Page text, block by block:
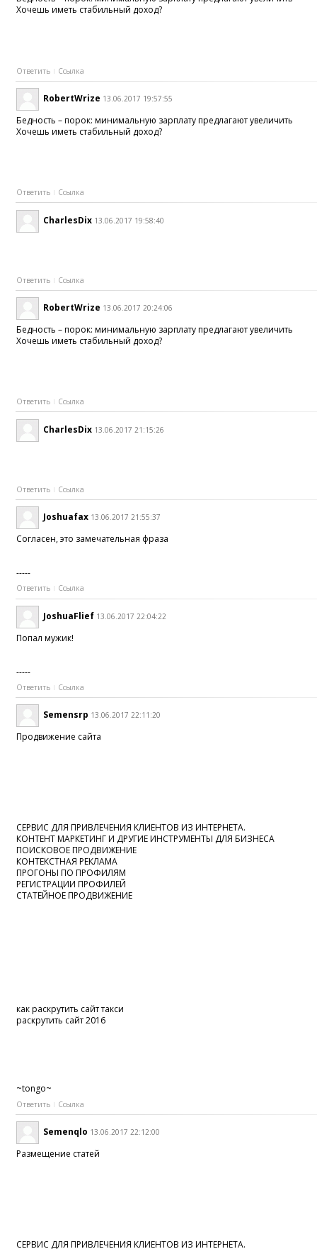
Хочешь иметь стабильный доход?
Ответить Ссылка
RobertWrize 13.06.2017 19:57:55
Бедность – порок: минимальную зарплату предлагают увеличить
Хочешь иметь стабильный доход?
Ответить Ссылка
CharlesDix 13.06.2017 19:58:40
Ответить Ссылка
RobertWrize 13.06.2017 20:24:06
Бедность – порок: минимальную зарплату предлагают увеличить
Хочешь иметь стабильный доход?
Ответить Ссылка
CharlesDix 13.06.2017 21:15:26
Ответить Ссылка
Joshuafax 13.06.2017 21:55:37
Согласен, это замечательная фраза
-----
Ответить Ссылка
JoshuaFlief 13.06.2017 22:04:22
Попал мужик!
-----
Ответить Ссылка
Semensrp 13.06.2017 22:11:20
Продвижение сайта
СЕРВИС ДЛЯ ПРИВЛЕЧЕНИЯ КЛИЕНТОВ ИЗ ИНТЕРНЕТА.
КОНТЕНТ МАРКЕТИНГ И ДРУГИЕ ИНСТРУМЕНТЫ ДЛЯ БИЗНЕСА
ПОИСКОВОЕ ПРОДВИЖЕНИЕ
КОНТЕКСТНАЯ РЕКЛАМА
ПРОГОНЫ ПО ПРОФИЛЯМ
РЕГИСТРАЦИИ ПРОФИЛЕЙ
СТАТЕЙНОЕ ПРОДВИЖЕНИЕ
как раскрутить сайт такси
раскрутить сайт 2016
~tongo~
Ответить Ссылка
Semenqlo 13.06.2017 22:12:00
Размещение статей
СЕРВИС ДЛЯ ПРИВЛЕЧЕНИЯ КЛИЕНТОВ ИЗ ИНТЕРНЕТА.